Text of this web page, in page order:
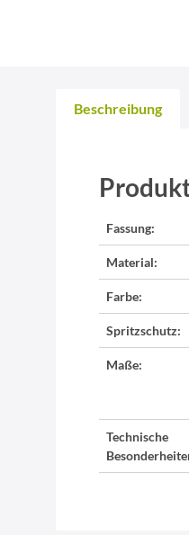
Beschreibung
Fassung:
Material:
Farbe:
Spritzschutz:
Maße:
Technische